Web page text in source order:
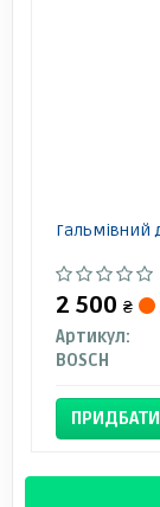
Гальмівний
2 500 ₴
Артикул:
BOSCH
ПРИДБАТИ